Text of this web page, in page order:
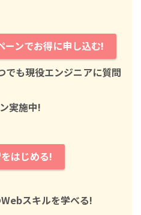
ーンでお得に申し込む!
でも現役エンジニアに質問
実施中!
はじめる!
スキルを学べる!